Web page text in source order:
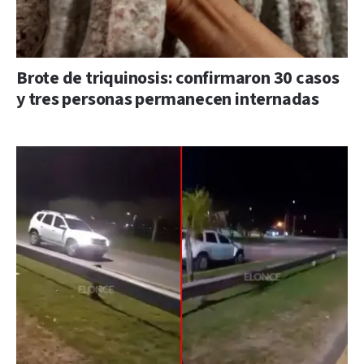
Brote de triquinosis: confirmaron 30 casos
y tres personas permanecen internadas